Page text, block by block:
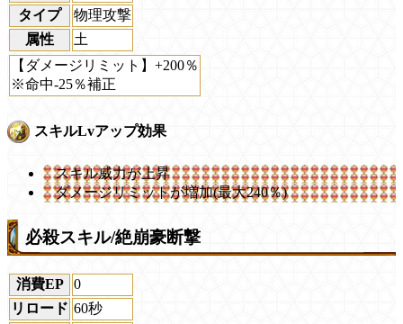
タイプ
物理攻撃
属性
土
【ダメージリミット】+200％
※命中-25％補正
スキルLvアップ効果
スキル威力が上昇
ダメージリミットが増加(最大240％)
必殺スキル/絶崩豪断撃
消費EP
0
リロード 60秒